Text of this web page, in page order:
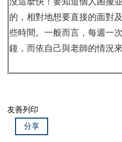
的，相對地想要直接的面對
些時間。一般而言，每週一
鐘，而依自己與老師的情況
友善列印
分享